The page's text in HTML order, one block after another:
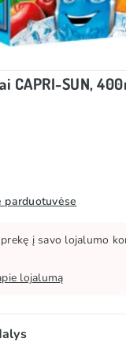
CAPRI-SUN,
parduotuvėse
į savo lojalumo
lojalumą